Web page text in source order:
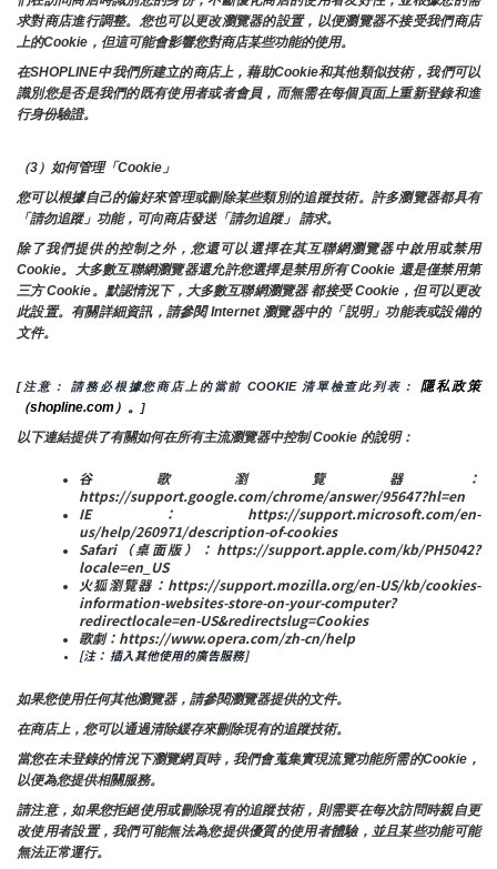
求對商店進行調整。您也可以更改瀏覽器的設置，以便瀏覽器不接受我們商店
上的Cookie，但這可能會影響您對商店某些功能的使用。
在SHOPLINE中我們所建立的商店上，藉助Cookie和其他類似技術，我們可以
識別您是否是我們的既有使用者或者會員，而無需在每個頁面上重新登錄和進
行身份驗證。
（3）如何管理「Cookie」
您可以根據自己的偏好來管理或刪除某些類別的追蹤技術。許多瀏覽器都具有
「請勿追蹤」功能，可向商店發送「請勿追蹤」 請求。
除了我們提供的控制之外，您還可以選擇在其互聯網瀏覽器中啟用或禁用
Cookie。大多數互聯網瀏覽器還允許您選擇是禁用所有 Cookie 還是僅禁用第
三方 Cookie。默認情況下，大多數互聯網瀏覽器 都接受 Cookie，但可以更改
此設置。有關詳細資訊，請參閱 Internet 瀏覽器中的「説明」功能表或設備的
文件。
[注意： 請務必根據您商店上的當前 COOKIE 清單檢查此列表： 隱私政策
（shopline.com）。
]
以下連結提供了有關如何在所有主流瀏覽器中控制 Cookie 的說明：
谷歌瀏覽器：
https://support.google.com/chrome/answer/95647?hl=en
IE：https://support.microsoft.com/en-
us/help/260971/description-of-cookies
Safari（桌面版）：https://support.apple.com/kb/PH5042?
locale=en_US
火狐瀏覽器：https://support.mozilla.org/en-US/kb/cookies-
information-websites-store-on-your-computer?
redirectlocale=en-US&redirectslug=Cookies
歌劇：https://www.opera.com/zh-cn/help
[注： 插入其他使用的廣告服務]
如果您使用任何其他瀏覽器，請參閱瀏覽器提供的文件。
在商店上，您可以通過清除緩存來刪除現有的追蹤技術。
當您在未登錄的情況下瀏覽網頁時，我們會蒐集實現流覽功能所需的Cookie，
以便為您提供相關服務。
請注意，如果您拒絕使用或刪除現有的追蹤技術，則需要在每次訪問時親自更
改使用者設置，我們可能無法為您提供優質的使用者體驗，並且某些功能可能
無法正常運行。